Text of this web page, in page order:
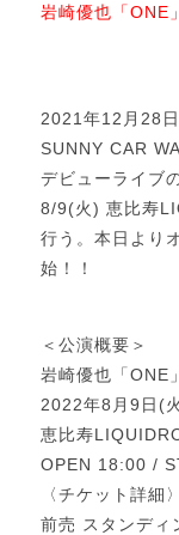
岩崎優也「ONE
2021年12月28
SUNNY CAR
デビューライブ
8/9(火) 恵比寿
行う。本日より
始！！
＜公演概要＞
岩崎優也「ONE」
2022年8月9日(
恵比寿
OPEN 18:00 /
〈チケット詳細〉
前売 スタンデ